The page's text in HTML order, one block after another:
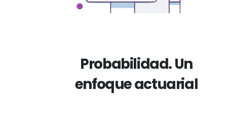
Probabilidad. Un
enfoque actuarial